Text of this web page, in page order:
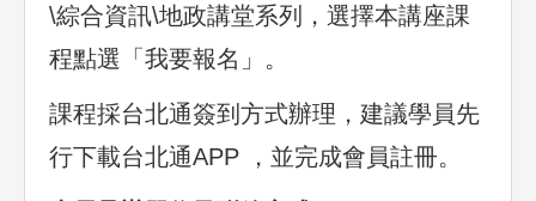
\綜合資訊\地政講堂系列，選擇本講座課
程點選「我要報名」。
課程採台北通簽到方式辦理，建議學員先
行下載台北通APP ，並完成會員註冊。